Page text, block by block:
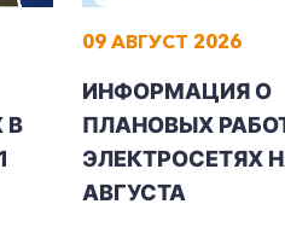
В
09 АВГУСТ 2026
ИНФОРМАЦИЯ О
ПЛАНОВЫХ
ЭЛЕКТРОСЕТЯХ
АВГУСТА